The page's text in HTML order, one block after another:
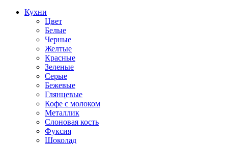
Кухни
Цвет
Белые
Черные
Желтые
Красные
Зеленые
Серые
Бежевые
Глянцевые
Кофе с молоком
Металлик
Слоновая кость
Фуксия
Шоколад